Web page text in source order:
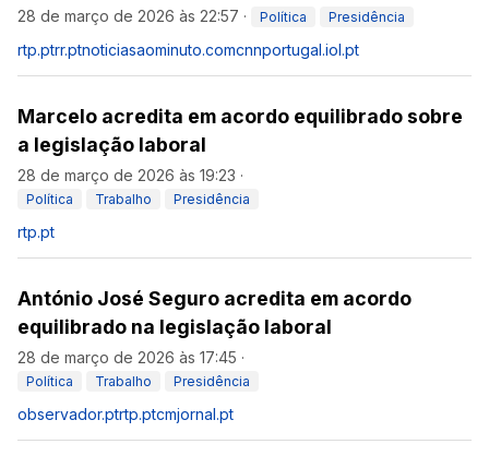
28 de março de 2026 às 22:57 · Política Presidência
rtp.ptrr.ptnoticiasaominuto.comcnnportugal.iol.pt
Marcelo acredita em acordo equilibrado sobre
a legislação laboral
28 de março de 2026 às 19:23 ·
Política Trabalho Presidência
rtp.pt
António José Seguro acredita em acordo
equilibrado na legislação laboral
28 de março de 2026 às 17:45 ·
Política Trabalho Presidência
observador.ptrtp.ptcmjornal.pt